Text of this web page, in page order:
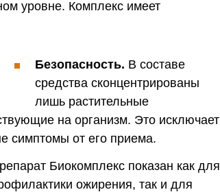
уровне. Комплекс имеет
Безопасность. В составе
средства сконцентрированы
лишь растительные
на организм. Это исключает
симптомы от его приема.
Биокомплекс показан как для
ожирения, так и для